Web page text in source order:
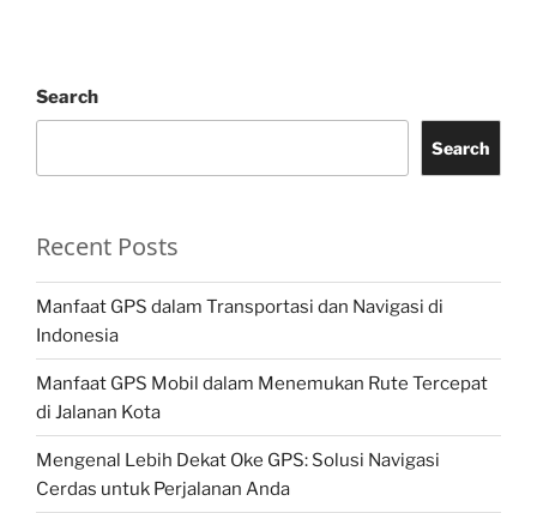
Search
Search
Recent Posts
Manfaat GPS dalam Transportasi dan Navigasi di
Indonesia
Manfaat GPS Mobil dalam Menemukan Rute Tercepat
di Jalanan Kota
Mengenal Lebih Dekat Oke GPS: Solusi Navigasi
Cerdas untuk Perjalanan Anda